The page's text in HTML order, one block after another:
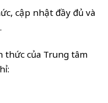
cập nhật đầy đủ và
thức của Trung tâm